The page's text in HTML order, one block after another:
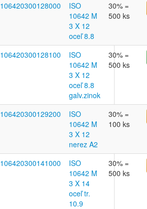
106420300128000
ISO
10642 M
3 X 12
oceľ 8.8
30% =
500 ks
106420300128100
ISO
10642 M
3 X 12
oceľ 8.8
galv.zinok
30% =
500 ks
106420300129200
ISO
10642 M
3 X 12
nerez A2
30% =
100 ks
106420300141000
ISO
10642 M
3 X 14
oceľ tr.
10.9
30% =
500 ks